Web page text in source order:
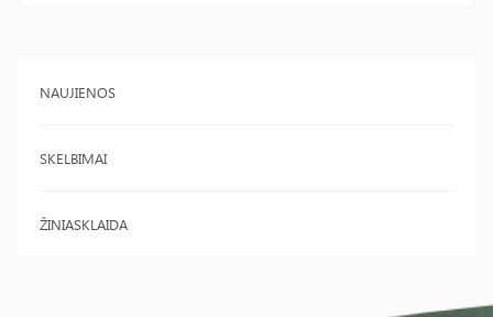
NAUJIENOS
SKELBIMAI
ŽINIASKLAIDA